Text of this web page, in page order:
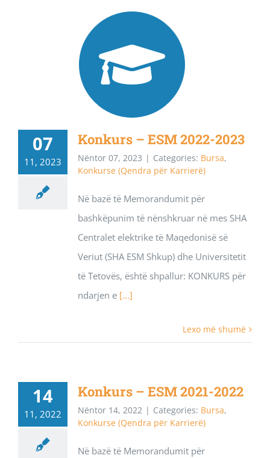
07
11, 2023
Konkurs – ESM 2022-2023
Nëntor 07, 2023 | Categories: Bursa,
Konkurse (Qendra për Karrierë)
Në bazë të Memorandumit për
bashkëpunim të nënshkruar në mes SHA
Centralet elektrike të Maqedonisë së
Veriut (SHA ESM Shkup) dhe Universitetit
të Tetovës, është shpallur: KONKURS për
ndarjen e [...]
Lexo më shumë
14
11, 2022
Konkurs – ESM 2021-2022
Nëntor 14, 2022 | Categories: Bursa,
Konkurse (Qendra për Karrierë)
Në bazë të Memorandumit për